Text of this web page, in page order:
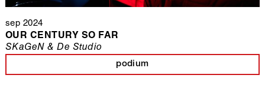
sep 2024
OUR CENTURY SO FAR
podium
SKaGeN & De Studio